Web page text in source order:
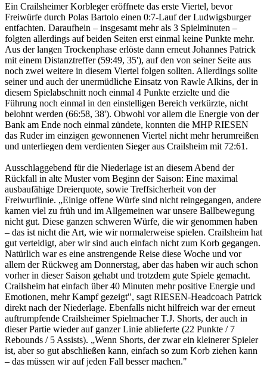
Ein Crailsheimer Korbleger eröffnete das erste Viertel, bevor
Freiwürfe durch Polas Bartolo einen 0:7-Lauf der Ludwigsburger
entfachten. Daraufhein – insgesamt mehr als 3 Spielminuten –
folgten allerdings auf beiden Seiten erst einmal keine Punkte mehr.
Aus der langen Trockenphase erlöste dann erneut Johannes Patrick
mit einem Distanztreffer (59:49, 35'), auf den von seiner Seite aus
noch zwei weitere in diesem Viertel folgen sollten. Allerdings sollte
seiner und auch der unermüdliche Einsatz von Rawle Alkins, der in
diesem Spielabschnitt noch einmal 4 Punkte erzielte und die
Führung noch einmal in den einstelligen Bereich verkürzte, nicht
belohnt werden (66:58, 38'). Obwohl vor allem die Energie von der
Bank am Ende noch einmal zündete, konnten die MHP RIESEN
das Ruder im einzigen gewonnenen Viertel nicht mehr herumreißen
und unterliegen dem verdienten Sieger aus Crailsheim mit 72:61.
Ausschlaggebend für die Niederlage ist an diesem Abend der
Rückfall in alte Muster vom Beginn der Saison: Eine maximal
ausbaufähige Dreierquote, sowie Treffsicherheit von der
Freiwurflinie. „Einige offene Würfe sind nicht reingegangen, andere
kamen viel zu früh und im Allgemeinen war unsere Ballbewegung
nicht gut. Diese ganzen schweren Würfe, die wir genommen haben
– das ist nicht die Art, wie wir normalerweise spielen. Crailsheim hat
gut verteidigt, aber wir sind auch einfach nicht zum Korb gegangen.
Natürlich war es eine anstrengende Reise diese Woche und vor
allem der Rückweg am Donnerstag, aber das haben wir auch schon
vorher in dieser Saison gehabt und trotzdem gute Spiele gemacht.
Crailsheim hat einfach über 40 Minuten mehr positive Energie und
Emotionen, mehr Kampf gezeigt", sagt RIESEN-Headcoach Patrick
direkt nach der Niederlage. Ebenfalls nicht hilfreich war der erneut
auftrumpfende Crailsheimer Spielmacher T.J. Shorts, der auch in
dieser Partie wieder auf ganzer Linie ablieferte (22 Punkte / 7
Rebounds / 5 Assists). „Wenn Shorts, der zwar ein kleinerer Spieler
ist, aber so gut abschließen kann, einfach so zum Korb ziehen kann
– das müssen wir auf jeden Fall besser machen."